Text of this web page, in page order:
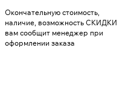
Окончательную стоимость,
наличие, возможность СКИДКИ
вам сообщит менеджер при
оформлении заказа